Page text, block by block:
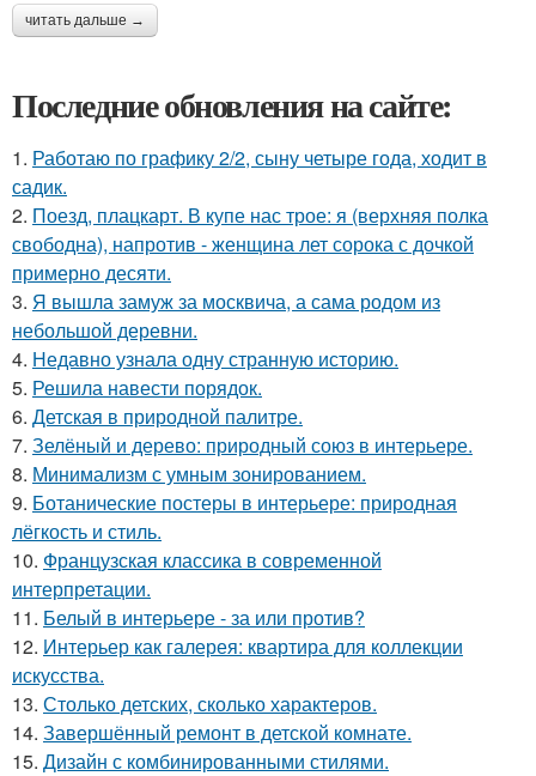
читать дальше →
Последние обновления на сайте:
1. Работаю по графику 2/2, сыну четыре года, ходит в
садик.
2. Поезд, плацкарт. В купе нас трое: я (верхняя полка
свободна), напротив - женщина лет сорока с дочкой
примерно десяти.
3. Я вышла замуж за москвича, а сама родом из
небольшой деревни.
4. Недавно узнала одну странную историю.
5. Решила навести порядок.
6. Детская в природной палитре.
7. Зелёный и дерево: природный союз в интерьере.
8. Минимализм с умным зонированием.
9. Ботанические постеры в интерьере: природная
лёгкость и стиль.
10. Французская классика в современной
интерпретации.
11. Белый в интерьере - за или против?
12. Интерьер как галерея: квартира для коллекции
искусства.
13. Столько детских, сколько характеров.
14. Завершённый ремонт в детской комнате.
15. Дизайн с комбинированными стилями.